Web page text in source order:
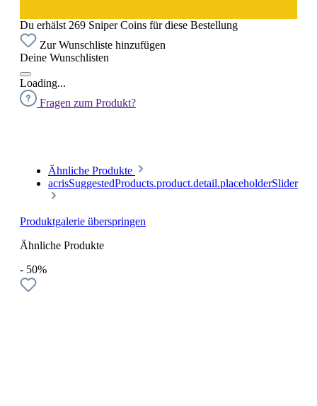
Du erhälst 269 Sniper Coins für diese Bestellung
Zur Wunschliste hinzufügen
Deine Wunschlisten
Loading...
Fragen zum Produkt?
Ähnliche Produkte
acrisSuggestedProducts.product.detail.placeholderSlider
Produktgalerie überspringen
Ähnliche Produkte
- 50%